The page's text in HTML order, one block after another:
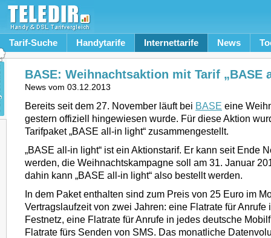
Tarif-Suche Handytarife Internettarife News
BASE: Weihnachtsaktion mit Tarif „BASE
News vom 03.12.2013
Bereits seit dem 27. November läuft bei BASE eine
gestern offiziell hingewiesen wurde. Für diese Aktion
Tarifpaket „BASE all-in light“ zusammengestellt.
„BASE all-in light“ ist ein Aktionstarif. Er kann seit Ende
werden, die Weihnachtskampagne soll am 31. Januar
dahin kann „BASE all-in light“ also bestellt werden.
In dem Paket enthalten sind zum Preis von 25 Euro im
Vertragslaufzeit von zwei Jahren: eine Flatrate für Anrufe
Festnetz, eine Flatrate für Anrufe in jedes deutsche
Flatrate fürs Senden von SMS. Das monatliche